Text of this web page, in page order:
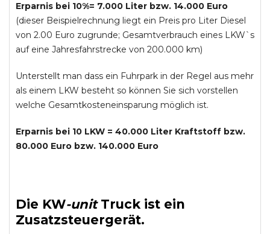
Erparnis bei 10%= 7.000 Liter bzw. 14.000 Euro
(dieser Beispielrechnung liegt ein Preis pro Liter Diesel
von 2.00 Euro zugrunde; Gesamtverbrauch eines LKW`s
auf eine Jahresfahrstrecke von 200.000 km)
Unterstellt man dass ein Fuhrpark in der Regel aus mehr
als einem LKW besteht so können Sie sich vorstellen
welche Gesamtkosteneinsparung möglich ist.
Erparnis bei 10 LKW = 40.000 Liter Kraftstoff bzw.
80.000 Euro bzw. 140.000 Euro
Die KW-unit Truckist ein
Zusatzsteuergerät.